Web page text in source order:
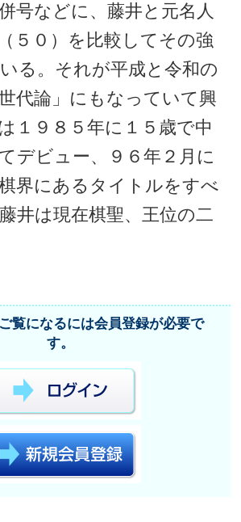
号などに、藤井と元名人
５０）を比較してその強
る。それが平成と令和の
代論」にもなっていて興
１９８５年に１５歳で中
デビュー、９６年２月に
界にあるタイトルをすべ
井は現在棋聖、王位の二
覧になるには会員登録が必要で
す。